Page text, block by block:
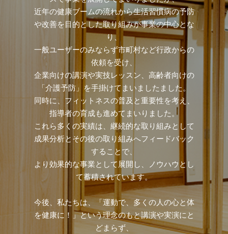
近年の健康ブームの流れから生活習慣病の予防
や改善を目的とした取り組みが事業の中心とな
り、
一般ユーザーのみならず市町村など行政からの
依頼を受け、
企業向けの講演や実技レッスン、高齢者向けの
「介護予防」を手掛けてまいましたました。
同時に、フィットネスの普及と重要性を考え、
指導者の育成も進めてまいりました。
これら多くの実績は、継続的な取り組みとして
成果分析とその後の取り組みへフィードバック
することで、
より効果的な事業として展開し、ノウハウとし
て蓄積されています。
今後、私たちは、「運動で、多くの人の心と体
を健康に！」という理念のもと講演や実演にと
どまらず、